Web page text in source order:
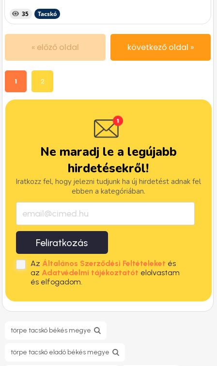
35 Tacskó
« előző oldal következő oldal »
1 2
Ne maradj le a legújabb
hirdetésekről!
Iratkozz fel, hogy jelezni tudjunk ha új hirdetést adnak fel
ebben a kategóriában.
Feliratkozás
Az Általános Szerződési Feltételeket és
az Adatvédelmi tájékoztatót elolvastam
és elfogadom.
törpe tacskó békés megye
törpe tacskó eladó békés megye